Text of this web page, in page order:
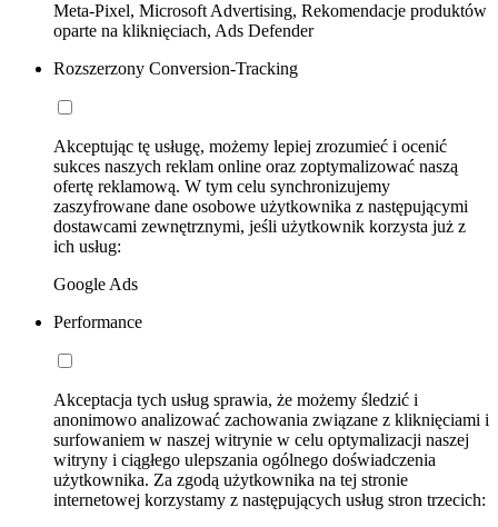
Meta-Pixel, Microsoft Advertising, Rekomendacje produktów
oparte na kliknięciach, Ads Defender
Rozszerzony Conversion-Tracking
Akceptując tę usługę, możemy lepiej zrozumieć i ocenić
sukces naszych reklam online oraz zoptymalizować naszą
ofertę reklamową. W tym celu synchronizujemy
zaszyfrowane dane osobowe użytkownika z następującymi
dostawcami zewnętrznymi, jeśli użytkownik korzysta już z
ich usług:
Google Ads
Performance
Akceptacja tych usług sprawia, że możemy śledzić i
anonimowo analizować zachowania związane z kliknięciami i
surfowaniem w naszej witrynie w celu optymalizacji naszej
witryny i ciągłego ulepszania ogólnego doświadczenia
użytkownika. Za zgodą użytkownika na tej stronie
internetowej korzystamy z następujących usług stron trzecich: